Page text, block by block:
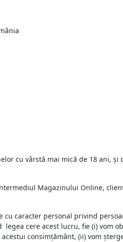
cu vârstă mai mică de 18 ani,
Magazinului Online,
caracter personal privind
legea cere acest lucru, fie (i) vom
consimțământ, (ii) vom